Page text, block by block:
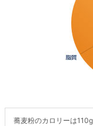
蕎麦粉のカロリーは